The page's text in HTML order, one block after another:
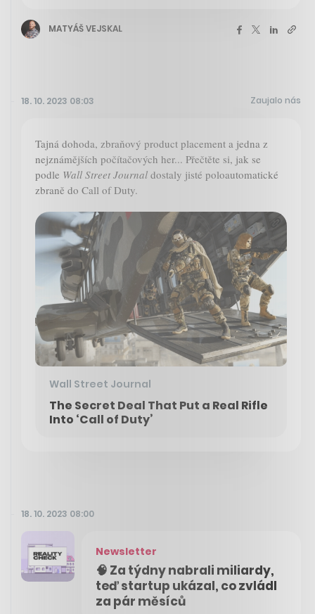
MATYÁŠ VEJSKAL
18. 10. 2023 08:03 Zaujalo nás
Tajná dohoda, zbraňový product placement a jedna z
nejznámějších počítačových her... Přečtěte si, jak se
podle Wall Street Journal dostaly jisté poloautomatické
zbraně do Call of Duty.
Wall Street Journal
The Secret Deal That Put a Real Rifle
Into ‘Call of Duty’
18. 10. 2023 08:00
Newsletter
🧠 Za týdny nabrali miliardy,
teď startup ukázal, co zvládl
za pár měsíců